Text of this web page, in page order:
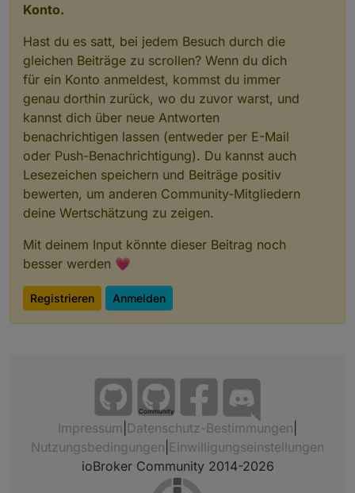
Konto.
Hast du es satt, bei jedem Besuch durch die
gleichen Beiträge zu scrollen? Wenn du dich
für ein Konto anmeldest, kommst du immer
genau dorthin zurück, wo du zuvor warst, und
kannst dich über neue Antworten
benachrichtigen lassen (entweder per E-Mail
oder Push-Benachrichtigung). Du kannst auch
Lesezeichen speichern und Beiträge positiv
bewerten, um anderen Community-Mitgliedern
deine Wertschätzung zu zeigen.
Mit deinem Input könnte dieser Beitrag noch
besser werden 💗
Registrieren Anmelden
Community
Impressum Datenschutz-Bestimmungen
Nutzungsbedingungen Einwilligungseinstellungen
ioBroker Community 2014-2026